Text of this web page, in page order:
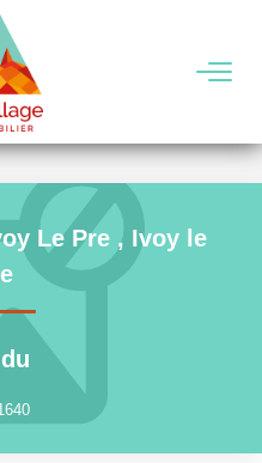
Le Pre , Ivoy le